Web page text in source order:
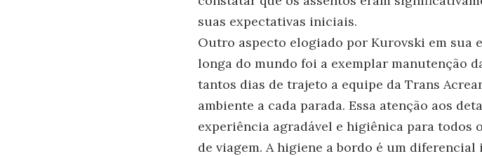
suas expectativas iniciais.
Outro aspecto elogiado por Kurovski em sua
longa do mundo foi a exemplar manutenção
tantos dias de trajeto a equipe da Trans
ambiente a cada parada. Essa atenção aos
experiência agradável e higiênica para todos
de viagem. A higiene a bordo é um diferencial